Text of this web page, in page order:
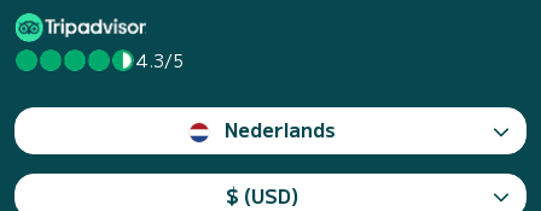
4.3/5
Nederlands
$ (USD)